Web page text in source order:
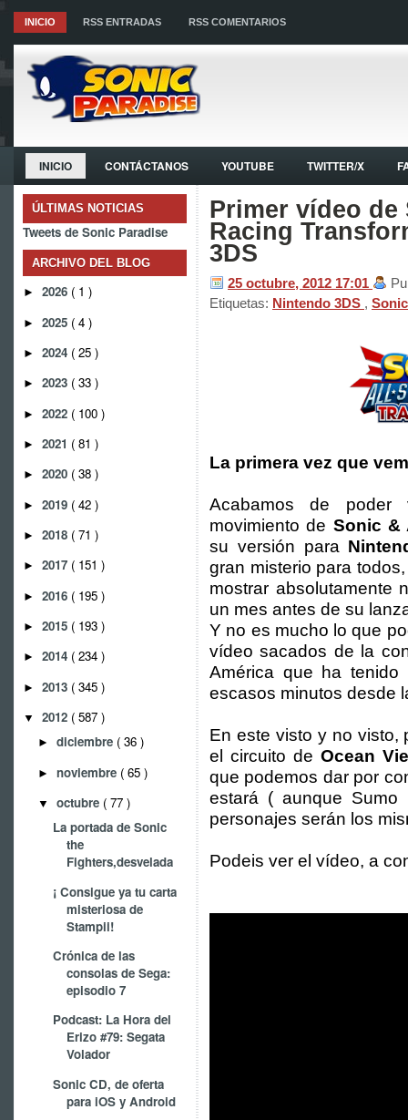
INICIO RSS ENTRADAS RSS COMENTARIOS
INICIO CONTÁCTANOS YOUTUBE TWITTER/X
ÚLTIMAS NOTICIAS
Tweets de Sonic Paradise
ARCHIVO DEL BLOG
► 2026 ( 1 )
► 2025 ( 4 )
► 2024 ( 25 )
► 2023 ( 33 )
► 2022 ( 100 )
► 2021 ( 81 )
► 2020 ( 38 )
► 2019 ( 42 )
► 2018 ( 71 )
► 2017 ( 151 )
► 2016 ( 195 )
► 2015 ( 193 )
► 2014 ( 234 )
► 2013 ( 345 )
▼ 2012 ( 587 )
► diciembre ( 36 )
► noviembre ( 65 )
▼ octubre ( 77 )
La portada de Sonic
the
Fighters,desvelada
¡ Consigue ya tu carta
misteriosa de
Stampii!
Crónica de las
consolas de Sega:
episodio 7
Podcast: La Hora del
Erizo #79: Segata
Volador
Sonic CD, de oferta
para iOS y Android
Primer vídeo
Racing
3DS
25 octubre, 2012 17:01
Etiquetas: Nintendo 3DS ,
La primera vez que
Acabamos de poder
movimiento de Sonic &
su versión para
gran misterio para
mostrar absolutamente
un mes antes de su
Y no es mucho lo que
vídeo sacados de la
América que ha
escasos minutos desde
En este visto y no visto,
el circuito de Ocean
que podemos dar por
estará ( aunque
personajes serán los
Podeis ver el vídeo, a